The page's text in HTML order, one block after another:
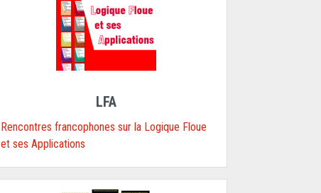
LFA
Rencontres francophones sur la Logique Floue
et ses Applications